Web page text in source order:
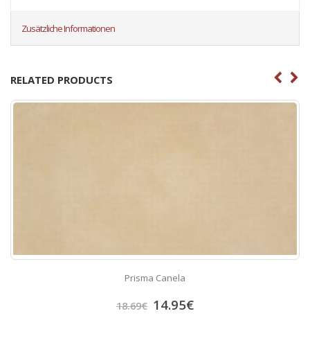
Zusätzliche Informationen
RELATED PRODUCTS
Prisma Canela
18.69€ 14.95€